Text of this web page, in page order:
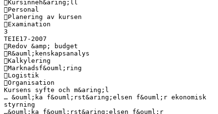
Kursinneh&aring;ll
Personal
Planering av kursen
Examination
3
TEIE17-2007
Redov &amp; budget
R&auml;kenskapsanalys
Kalkylering
Marknadsf&ouml;ring
Logistik
Organisation
Kursens syfte och m&aring;l
… &ouml;ka f&ouml;rst&aring;elsen f&ouml;r ekonomisk
styrning
…&ouml;ka f&ouml;rst&aring;elsen f&ouml;r